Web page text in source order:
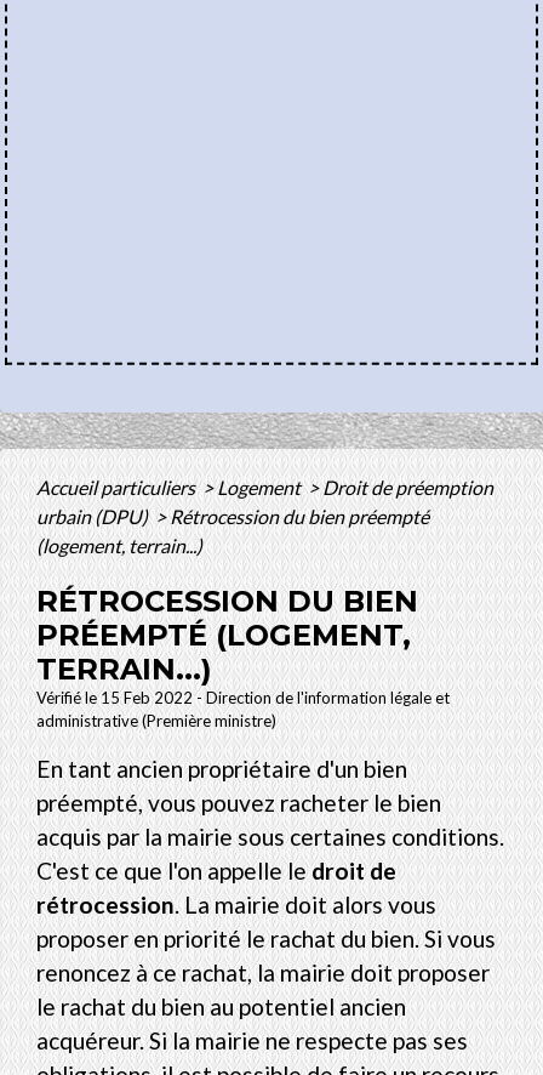
Accueil particuliers>Logement>Droit de préemption
urbain (DPU)>Rétrocession du bien préempté
(logement, terrain...)
RÉTROCESSION DU BIEN
PRÉEMPTÉ (LOGEMENT,
TERRAIN...)
Vérifié le 15 Feb 2022 - Direction de l'information légale et
administrative (Première ministre)
En tant ancien propriétaire d'un bien
préempté, vous pouvez racheter le bien
acquis par la mairie sous certaines conditions.
C'est ce que l'on appelle ledroit de
rétrocession. La mairie doit alors vous
proposer en priorité le rachat du bien. Si vous
renoncez à ce rachat, la mairie doit proposer
le rachat du bien au potentiel ancien
acquéreur. Si la mairie ne respecte pas ses